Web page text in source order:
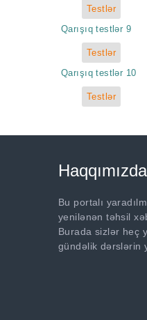
Testlər
Qarışıq testlər 9
Testlər
Qarışıq testlər 10
Testlər
Haqqımızda
Bu portalı
yenilənən təhsil
Burada sizlər heç
gündəlik dərslərin